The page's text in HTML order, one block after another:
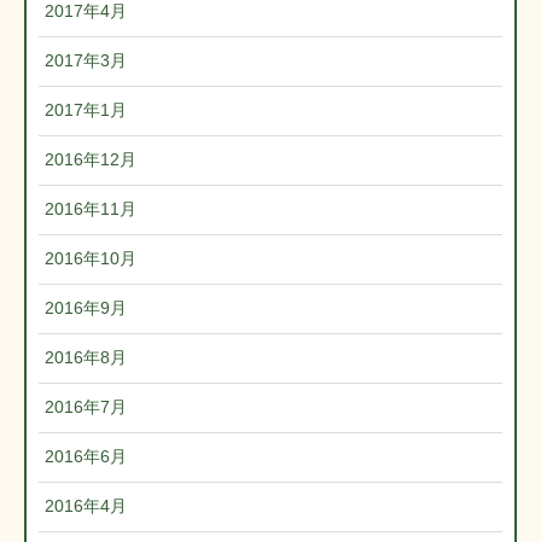
2017年4月
2017年3月
2017年1月
2016年12月
2016年11月
2016年10月
2016年9月
2016年8月
2016年7月
2016年6月
2016年4月